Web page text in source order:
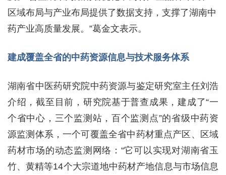
区域布局与产业布局提供了数据支持，支撑了湖南中
药产业高质量发展。”葛金文表示。
建成覆盖全省的中药资源信息与技术服务体系
湖南省中医药研究院中药资源与鉴定研究室主任刘浩
介绍，截至目前，研究院基于普查成果，建成了“一
个省中心，三个监测站，百个监测点”的省级中药资
源监测体系，一个可覆盖全省中药材重点产区、区域
药材市场的动态监测网络：“它可以实现对湖南省玉
竹、黄精等14个大宗道地中药材产地信息与市场信息